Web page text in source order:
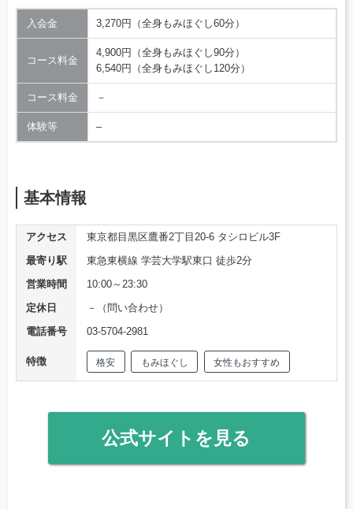
入会金 3,270円（全身もみほぐし60分）
コース料金
4,900円（全身もみほぐし90分）
6,540円（全身もみほぐし120分）
コース料金 －
体験等 –
基本情報
アクセス
東京都目黒区鷹番2丁目20-6 タシロビル3F
最寄り駅
東急東横線 学芸大学駅東口 徒歩2分
営業時間
10:00～23:30
定休日
－（問い合わせ）
電話番号
03-5704-2981
特徴 格安 もみほぐし 女性もおすすめ
公式サイトを見る